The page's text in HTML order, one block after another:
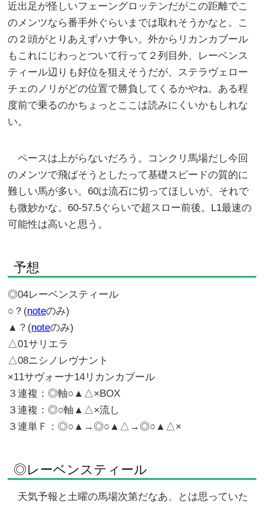
近出足が怪しいフェーングロッテンだがこの距離でこ
のメンツなら番手外ぐらいまでは取れそうかなと。こ
の２頭がとりあえずハナ争い。外からリカンカブール
もこれにじわっとついて行って２列目外、レーベンス
ティール辺りも好位を狙えそうだが、ステラヴェロー
チェのノリがどの位置で勝負してくるかやね。ある程
度前で乗るのかちょっとここは読みにくいかもしれな
い。
ペースは上がらないだろう。コンクリ馬場だし今回
のメンツで飛ばそうとしたって基礎スピードの質的に
難しい馬が多い。60は流石に切ってほしいが、それで
も微妙かな。60-57.5ぐらいで超スロー前後。L1最速の
可能性は高いと思う。
予想
◎04レーベンスティール
○？(noteのみ)
▲？(noteのみ)
△01サリエラ
△08ニシノレヴナント
×11サヴォーナ14リカンカブール
３連複：◎軸○▲△×BOX
３連複：◎○軸▲△×流し
３連単Ｆ：◎○▲→◎○▲△→◎○▲△×
◎レーベンスティール
天気予報と土曜の馬場次第だなあ、とは思っていた